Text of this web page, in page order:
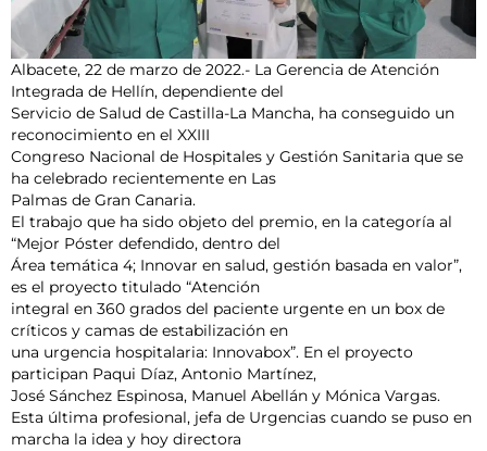
Albacete, 22 de marzo de 2022.- La Gerencia de Atención
Integrada de Hellín, dependiente del
Servicio de Salud de Castilla-La Mancha, ha conseguido un
reconocimiento en el XXIII
Congreso Nacional de Hospitales y Gestión Sanitaria que se
ha celebrado recientemente en Las
Palmas de Gran Canaria.
El trabajo que ha sido objeto del premio, en la categoría al
“Mejor Póster defendido, dentro del
Área temática 4; Innovar en salud, gestión basada en valor”,
es el proyecto titulado “Atención
integral en 360 grados del paciente urgente en un box de
críticos y camas de estabilización en
una urgencia hospitalaria: Innovabox”. En el proyecto
participan Paqui Díaz, Antonio Martínez,
José Sánchez Espinosa, Manuel Abellán y Mónica Vargas.
Esta última profesional, jefa de Urgencias cuando se puso en
marcha la idea y hoy directora